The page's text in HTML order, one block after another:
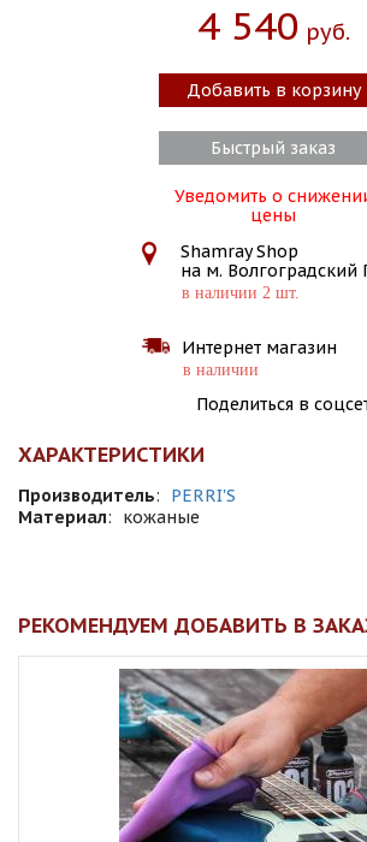
4 540 Руб.
Добавить в корзину
Быстрый заказ
Уведомить о
цены
Shamray Shop
на м. Волгоградский
в наличии 2 шт.
Интернет магазин
в наличии
Поделиться в
ХАРАКТЕРИСТИКИ
Производитель:
PERRI'S
Материал: кожаные
РЕКОМЕНДУЕМ ДОБАВИТЬ В